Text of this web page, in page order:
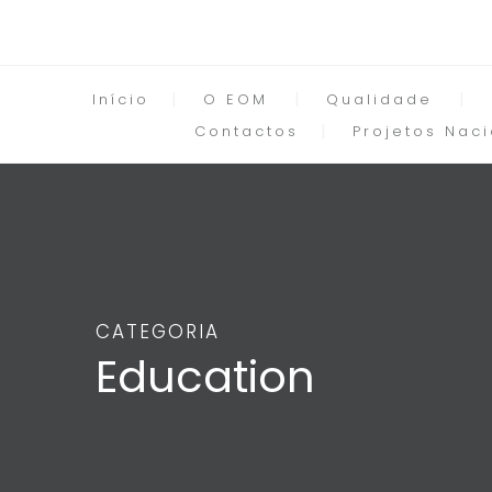
Início O EOM Qualidade
Contactos
Projetos
CATEGORIA
Education